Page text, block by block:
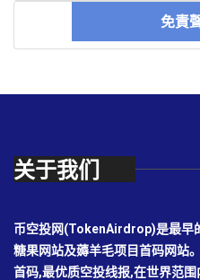
免
关于我们
币空投网(TokenAirdrop)是最早
糖果网站及薅羊毛项目首码网站
首码,最优质空投线报,在世界范